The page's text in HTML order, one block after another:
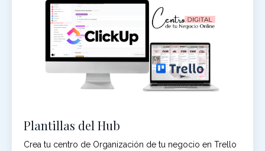
Plantillas del Hub
Crea tu centro de Organización de tu negocio en Trello